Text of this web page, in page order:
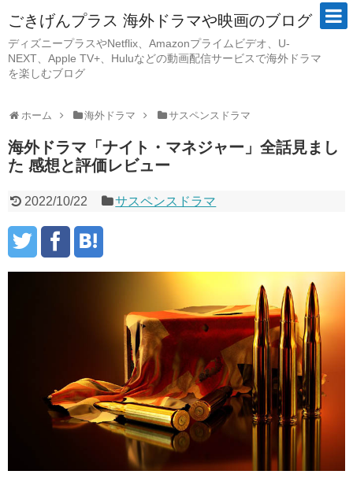
ごきげんプラス 海外ドラマや映画のブログ
ディズニープラスやNetflix、Amazonプライムビデオ、U-
NEXT、Apple TV+、Huluなどの動画配信サービスで海外ドラマ
を楽しむブログ
ホーム 海外ドラマ サスペンスドラマ
海外ドラマ「ナイト・マネジャー」全話見まし
た 感想と評価レビュー
2022/10/22 サスペンスドラマ